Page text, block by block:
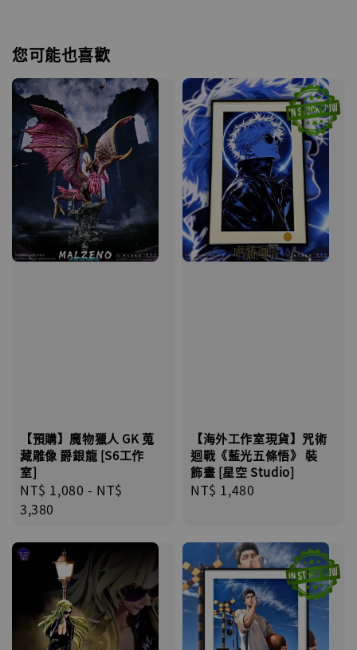
您可能也喜歡
【預購】魔物獵人 GK 蒐
藏雕像 爵銀龍 [S6工作
室]
Regular
price
NT$ 1,080 - NT$
3,380
【海外工作室現貨】咒術
迴戰《藍光五條悟》 裝
飾畫 [星空 Studio]
Regular
NT$ 1,480